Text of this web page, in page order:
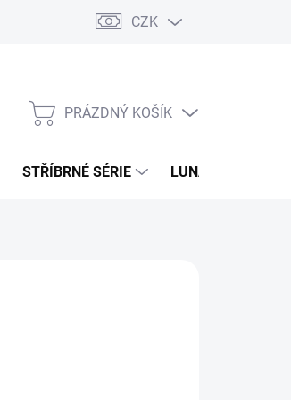
CZK
NÁKUPNÍ
PRÁZDNÝ KOŠÍK
STŘÍBRNÉ SÉRIE LUNÁRNÍ SÉRIE